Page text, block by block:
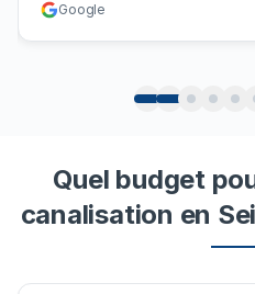
Google
Quel budget
canalisation en